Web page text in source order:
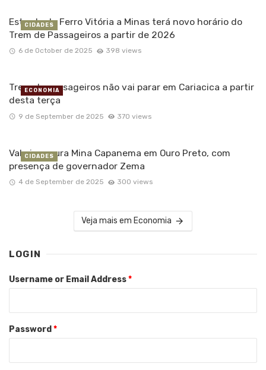
Estrada de Ferro Vitória a Minas terá novo horário do
Trem de Passageiros a partir de 2026
6 de October de 2025 398 views
CIDADES
Trem de passageiros não vai parar em Cariacica a partir
desta terça
9 de September de 2025 370 views
ECONOMIA
Vale inaugura Mina Capanema em Ouro Preto, com
presença de governador Zema
4 de September de 2025 300 views
CIDADES
Veja mais em Economia
LOGIN
Username or Email Address*
Password *